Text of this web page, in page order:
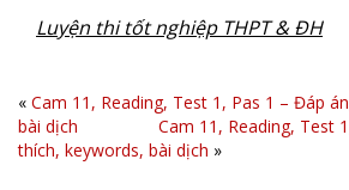
Luyện thi tốt nghiệp THPT & ĐH
« Cam 11, Reading, Test 1, Pas 1 – Đáp
bài dịch
Cam 11, Reading, Test
thích, keywords, bài dịch »